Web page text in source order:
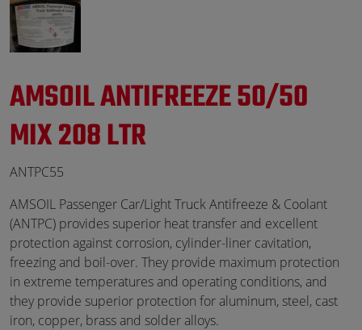
AMSOIL ANTIFREEZE 50/50
MIX 208 LTR
ANTPC55
AMSOIL Passenger Car/Light Truck Antifreeze & Coolant
(ANTPC) provides superior heat transfer and excellent
protection against corrosion, cylinder-liner cavitation,
freezing and boil-over. They provide maximum protection
in extreme temperatures and operating conditions, and
they provide superior protection for aluminum, steel, cast
iron, copper, brass and solder alloys.